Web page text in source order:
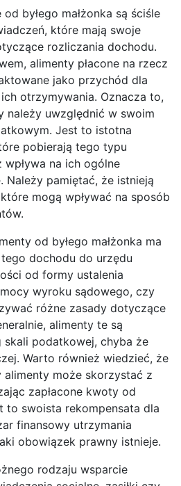
byłego małżonka są ściśle
które mają swoje
rozliczania dochodu.
alimenty płacone na rzecz
jako przychód dla
otrzymywania. Oznacza to,
należy uwzględnić w swoim
Jest to istotna
pobierają tego typu
na ich ogólne
Należy pamiętać, że istnieją
mogą wpływać na sposób
od byłego małżonka ma
dochodu do urzędu
od formy ustalenia
wyroku sądowego, czy
różne zasady dotyczące
alimenty te są
skali podatkowej, chyba że
Warto również wiedzieć, że
alimenty może skorzystać z
zapłacone kwoty od
to swoista rekompensata dla
finansowy utrzymania
obowiązek prawny istnieje.
rodzaju wsparcie